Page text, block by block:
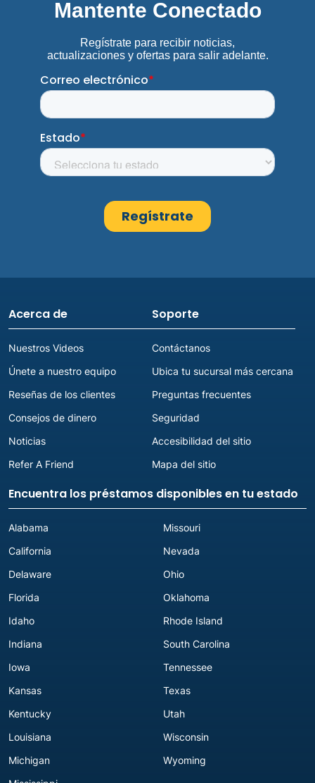
Acerca de
Nuestros Videos
Únete a nuestro equipo
Reseñas de los clientes
Consejos de dinero
Noticias
Refer A Friend
Soporte
Contáctanos
Ubica tu sucursal más cercana
Preguntas frecuentes
Seguridad
Accesibilidad del sitio
Mapa del sitio
Encuentra los préstamos disponibles en tu estado
Alabama
California
Delaware
Florida
Idaho
Indiana
Iowa
Kansas
Kentucky
Louisiana
Michigan
Missouri
Nevada
Ohio
Oklahoma
Rhode Island
South Carolina
Tennessee
Texas
Utah
Wisconsin
Wyoming